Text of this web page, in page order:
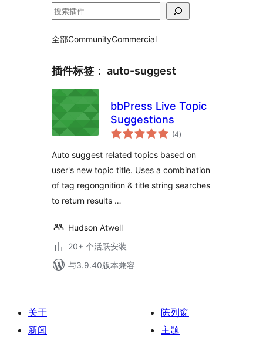
搜
全部CommunityCommercial
插件标签： auto-suggest
bbPress Live Topic
Suggestions
(4总
评)
Auto suggest related topics based on
user's new topic title. Uses a combination
of tag regongnition & title string searches
to return results …
Hudson Atwell
20+ 个活跃安装
与3.9.40版本兼容
关于
新闻
陈列窗
主题